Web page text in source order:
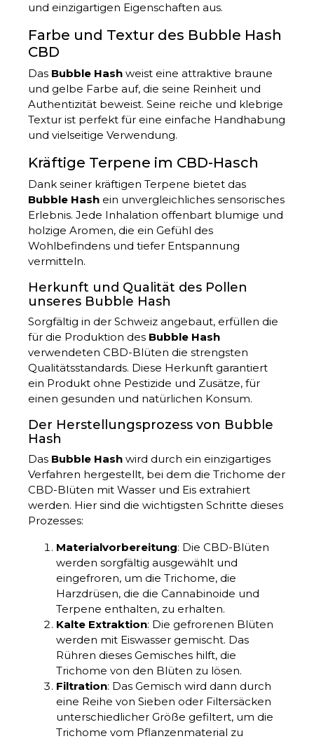
und einzigartigen Eigenschaften aus.
Farbe und Textur des Bubble Hash
CBD
Das Bubble Hash weist eine attraktive braune
und gelbe Farbe auf, die seine Reinheit und
Authentizität beweist. Seine reiche und klebrige
Textur ist perfekt für eine einfache Handhabung
und vielseitige Verwendung.
Kräftige Terpene im CBD-Hasch
Dank seiner kräftigen Terpene bietet das
Bubble Hash ein unvergleichliches sensorisches
Erlebnis. Jede Inhalation offenbart blumige und
holzige Aromen, die ein Gefühl des
Wohlbefindens und tiefer Entspannung
vermitteln.
Herkunft und Qualität des Pollen
unseres Bubble Hash
Sorgfältig in der Schweiz angebaut, erfüllen die
für die Produktion des Bubble Hash
verwendeten CBD-Blüten die strengsten
Qualitätsstandards. Diese Herkunft garantiert
ein Produkt ohne Pestizide und Zusätze, für
einen gesunden und natürlichen Konsum.
Der Herstellungsprozess von Bubble
Hash
Das Bubble Hash wird durch ein einzigartiges
Verfahren hergestellt, bei dem die Trichome der
CBD-Blüten mit Wasser und Eis extrahiert
werden. Hier sind die wichtigsten Schritte dieses
Prozesses:
Materialvorbereitung: Die CBD-Blüten
werden sorgfältig ausgewählt und
eingefroren, um die Trichome, die
Harzdrüsen, die die Cannabinoide und
Terpene enthalten, zu erhalten.
Kalte Extraktion: Die gefrorenen Blüten
werden mit Eiswasser gemischt. Das
Rühren dieses Gemisches hilft, die
Trichome von den Blüten zu lösen.
Filtration: Das Gemisch wird dann durch
eine Reihe von Sieben oder Filtersäcken
unterschiedlicher Größe gefiltert, um die
Trichome vom Pflanzenmaterial zu